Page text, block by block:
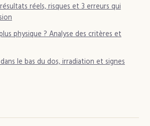
réels, risques et 3 erreurs qui
physique ? Analyse des critères et
le bas du dos, irradiation et signes